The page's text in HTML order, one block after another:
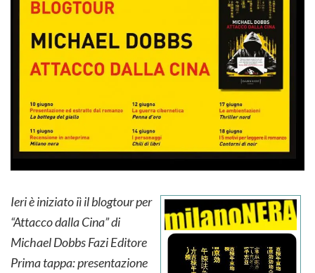
Ieri è iniziato iì il blogtour per
“Attacco dalla Cina” di
Michael Dobbs Fazi Editore
Prima tappa: presentazione